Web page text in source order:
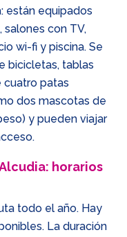
están equipados
salones con TV,
wi-fi y piscina. Se
bicicletas, tablas
cuatro patas
dos mascotas de
y pueden viajar
horarios
todo el año. Hay
La duración